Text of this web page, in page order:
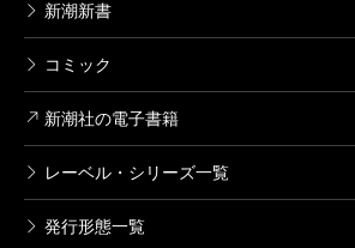
新潮新書
コミック
新潮社の電子書籍
レーベル・シリーズ一覧
発行形態一覧